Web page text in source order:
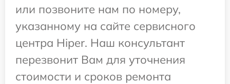
или позвоните нам по номеру,
указанному на сайте сервисного
центра Hiper. Наш консультант
перезвонит Вам для уточнения
стоимости и сроков ремонта